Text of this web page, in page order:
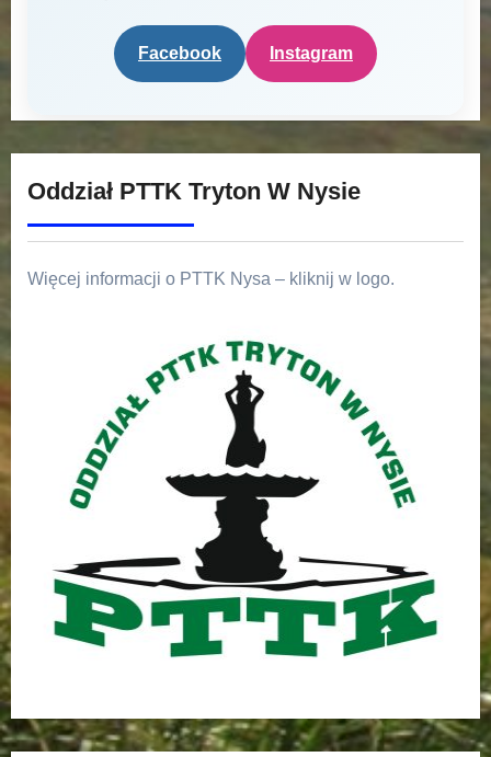
Facebook Instagram
Oddział PTTK Tryton W Nysie
Więcej informacji o PTTK Nysa – kliknij w logo.